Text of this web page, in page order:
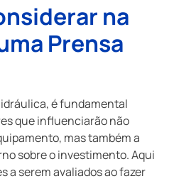
na
Prensa
é fundamental
que influenciarão não
mas também a
sobre o investimento. Aqui
a serem avaliados ao fazer